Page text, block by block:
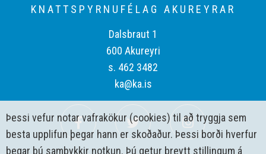
KNATTSPYRNUFÉLAG AKUREYRAR
Dalsbraut 1
600 Akureyri
s. 462 3482
ka@ka.is
Þessi vefur notar vafrakökur (cookies) til að tryggja sem
besta upplifun þegar hann er skoðaður. Þessi borði hverfur
þegar þú samþykkir notkun. Þú getur breytt stillingum á